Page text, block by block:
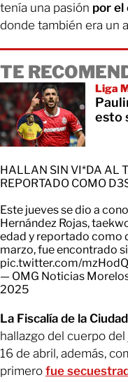
tenía una pasión por el
donde también era un
TE
Liga
esto
HALLAN SIN VI*DA AL
REPORTADO COMO
Este jueves se dio a
Hernández Rojas,
edad y reportado como
marzo, fue encontrado
pic.twitter.com/
— OMG Noticias
2025
La Fiscalía de la
hallazgo del cuerpo
16 de abril, además,
primero fue